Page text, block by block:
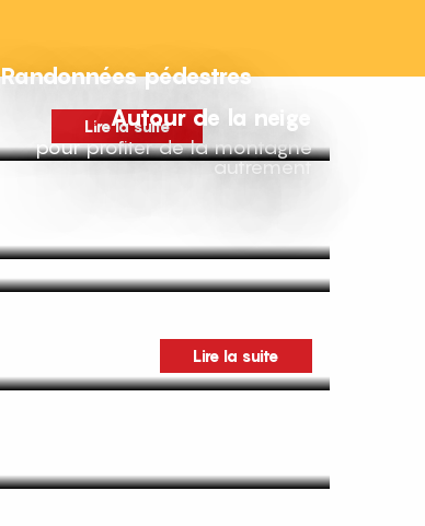
Randonnées pédestres
Lire la suite
Autour de la neige
pour profiter de la montagne
autrement
Lire la suite